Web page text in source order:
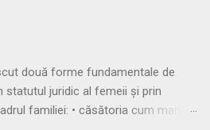
două forme fundamentale de
statutul juridic al femeii și prin
familiei: • căsătoria cum manus